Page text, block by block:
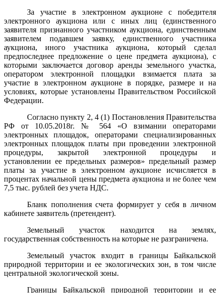
За участие в электронном аукционе с победителя
электронного аукционаили с иных лиц (единственного
заявителя признанного участником аукциона, единственным
заявителем подавшем заявку, единственного участника
аукциона, иного участника аукциона, который сделал
предпоследнее предложение о цене предмета аукциона), с
которыми заключается договор аренды земельного участка,
оператором электронной площадки взимается плата за
участие в электронном аукционе в порядке, размере и на
условиях, которые установлены Правительством Российской
Федерации.
Согласно пункту 2, 4 (1) Постановления Правительства
РФ от 10.05.2018г. № 564 «О взимании операторами
электронных площадок, операторами специализированных
электронных площадок платы при проведении электронной
процедуры, закрытой электронной процедуры и
установлении ее предельных размеров» предельный размер
платы за участие в электронном аукционе исчисляется в
процентах начальной цены предмета аукциона и не более чем
7,5 тыс. рублей без учета НДС.
Бланк пополнения счета формирует у себя в личном
кабинете заявитель (претендент).
Земельный участок находится на землях,
государственная собственность на которые не разграничена.
Земельный участок входит в границы Байкальской
природной территории и ее экологических зон, в том числе
центральной экологической зоны.
Границы Байкальской природной территории и ее